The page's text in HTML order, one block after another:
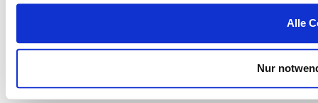
Alle
Nur